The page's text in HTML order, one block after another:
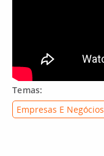
Temas:
Empresas E Negócios